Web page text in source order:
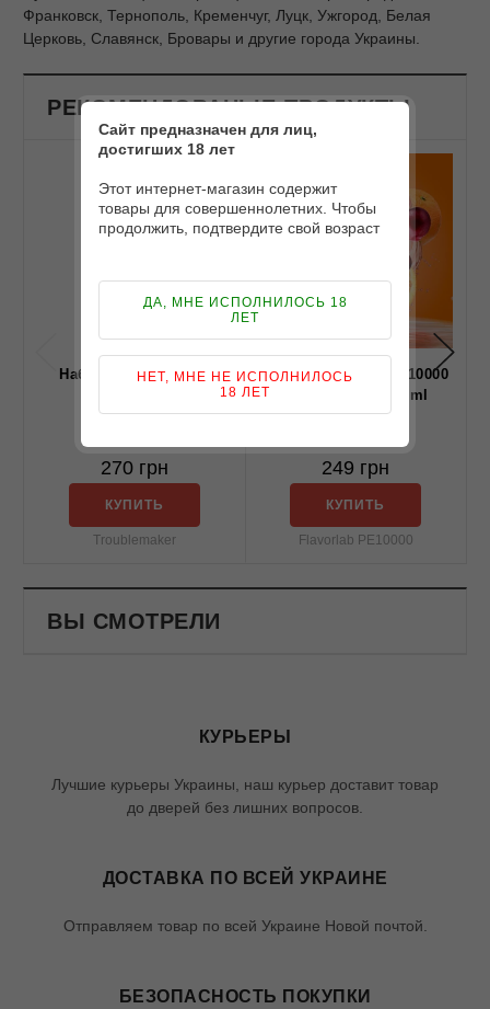
Франковск, Тернополь, Кременчуг, Луцк, Ужгород, Белая
Церковь, Славянск, Бровары и другие города Украины.
РЕКОМЕНДОВАНЫЕ ПРОДУКТЫ
Набор Troublemaker
270 грн
КУПИТЬ
Troublemaker
Набор Flavorlab PE10000
Cherry Orange 30ml
249 грн
КУПИТЬ
Flavorlab PE10000
ВЫ СМОТРЕЛИ
КУРЬЕРЫ
Лучшие курьеры Украины, наш курьер доставит товар
до дверей без лишних вопросов.
ДОСТАВКА ПО ВСЕЙ УКРАИНЕ
Отправляем товар по всей Украине Новой почтой.
БЕЗОПАСНОСТЬ ПОКУПКИ
Сайт предназначен для лиц,
достигших 18 лет
Этот интернет-магазин содержит
товары для совершеннолетних. Чтобы
продолжить, подтвердите свой возраст
ДА, МНЕ ИСПОЛНИЛОСЬ 18
ЛЕТ
НЕТ, МНЕ НЕ ИСПОЛНИЛОСЬ
18 ЛЕТ